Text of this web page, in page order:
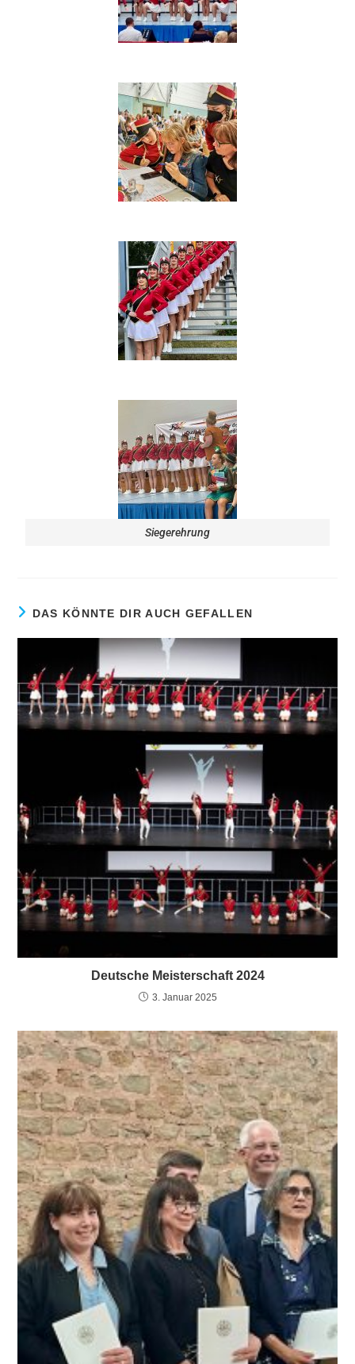
Siegerehrung
DAS KÖNNTE DIR AUCH GEFALLEN
Deutsche Meisterschaft 2024
3. Januar 2025